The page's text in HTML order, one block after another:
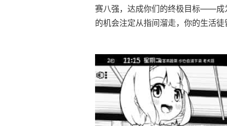
赛八强，达成你们的终极目标——成
的机会注定从指间溜走，你的生活徒